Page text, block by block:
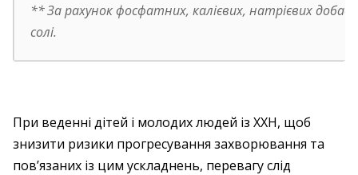
**За рахунок фосфатних, калієвих, натрієвих
солі.
При веденні дітей і молодих людей із ХХН, щоб
знизити ризики прогресування захворювання та
пов’язаних із цим ускладнень, перевагу слід